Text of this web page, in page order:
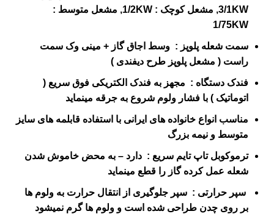
3/1KW, مشعل کوچک : 1/2KW, مشعل متوسط :
1/75KW
سمت شعله پلوپز : وسط اجاق گاز + مینی وک سمت
راست ( مشعل پلوپز طرح دیفندی )
فندک دستگاه : مجهز به فندک الکتریکی فوق سریع (
اتوماتیک ) با فشار ولوم شروع به جرقه مینماید
مناسب انواع خانواده های ایرانی با استفاده قابلمه های سایز
متوسط و نیمه بزرگ
ترموکوبل تاپ تایم سریع : دارد – به محض خاموش شدن
شعله عمل کرده گاز را قطع مینماید
سپر حرارتی : سپر جلوگیری از انتقال حرارت به ولوم ها
بر روی چدن طراحی شده است و ولوم ها گرم نمیشود